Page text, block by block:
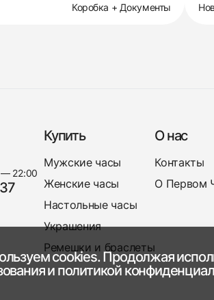
Коробка + Документы
22:00
Купить
Мужские часы
Женские часы
Настольные часы
Украшения
Ремешки и браслеты
О нас
Контакты
О Первом
cookies. Продолжая
и политикой